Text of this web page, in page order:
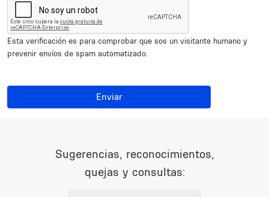
Esta verificación es para comprobar que sos un visitante humano y
prevenir envíos de spam automatizado.
Enviar
Sugerencias, reconocimientos,
quejas y consultas: